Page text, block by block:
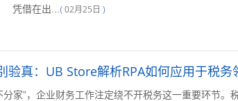
借在出... ( 02月25日 )
验真：UB Store解析RPA如何应用于税务
”，企业财务工作注定绕不开税务这一重要环节。